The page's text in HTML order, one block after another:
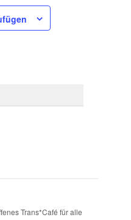
Trans*Café für alle